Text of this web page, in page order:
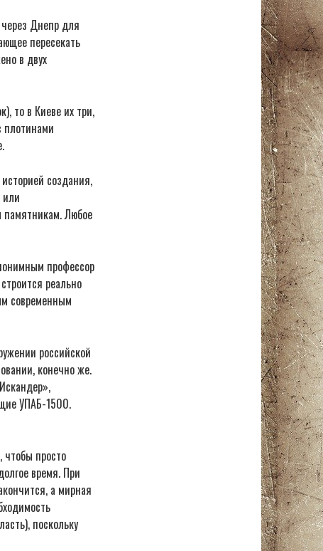
через Днепр для
пересекать
в двух
то в Киеве их три,
создания,
Любое
профессор
реально
современным
российской
конечно же.
УПАБ-1500.
просто
время. При
а мирная
поскольку